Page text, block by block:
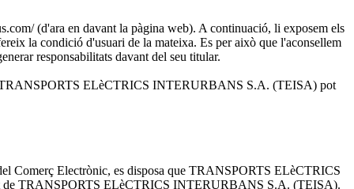
(d'ara en davant la pàgina web). A continuació, li exposem els
la condició d'usuari de la mateixa. Es per això que l'aconsellem
responsabilitats davant del seu titular.
TRANSPORTS ELèCTRICS INTERURBANS S.A. (TEISA) pot
Comerç Electrònic, es disposa que TRANSPORTS ELèCTRICS
de TRANSPORTS ELèCTRICS INTERURBANS S.A. (TEISA).